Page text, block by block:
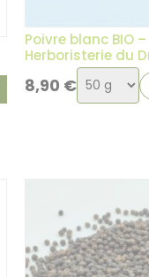
Poivre blanc BIO
Herboristerie du
8,90 €Choix
de